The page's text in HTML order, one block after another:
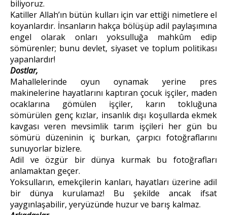
biliyoruz.
Katiller Allah’ın bütün kulları için var ettiği nimetlere el
koyanlardır. İnsanların hakça bölüşüp adil paylaşımına
engel olarak onları yoksulluğa mahkûm edip
sömürenler; bunu devlet, siyaset ve toplum politikası
yapanlardır!
Dostlar,
Mahallelerinde oyun oynamak yerine pres
makinelerine hayatlarını kaptıran çocuk işçiler, maden
ocaklarına gömülen işçiler, karın tokluğuna
sömürülen genç kızlar, insanlık dışı koşullarda ekmek
kavgası veren mevsimlik tarım işçileri her gün bu
sömürü düzeninin iç burkan, çarpıcı fotoğraflarını
sunuyorlar bizlere.
Adil ve özgür bir dünya kurmak bu fotoğrafları
anlamaktan geçer.
Yoksulların, emekçilerin kanları, hayatları üzerine adil
bir dünya kurulamaz! Bu şekilde ancak ifsat
yaygınlaşabilir, yeryüzünde huzur ve barış kalmaz.